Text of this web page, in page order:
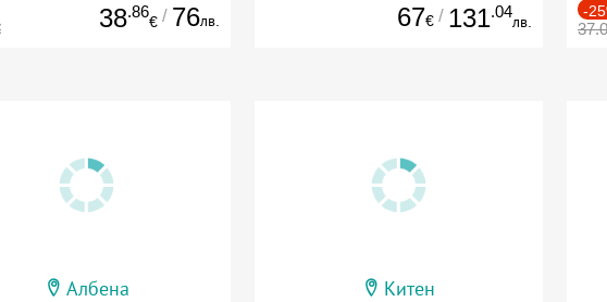
38.86
€ / 76лв. 67€ / 131.04
лв.
-
Албена Китен